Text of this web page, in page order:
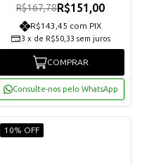
R$167,78R$151,00
R$143,45 com PIX
3 x de R$50,33 sem juros
COMPRAR
Consulte-nos pelo WhatsApp
10% OFF